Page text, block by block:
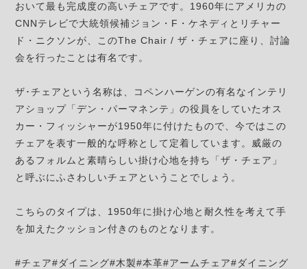
おいて最も完成度の高いチェアです。1960年にアメリカの
CNNテレビで大統領候補ジョン・F・ケネディとリチャー
ド・ニクソンが、このThe Chair / ザ・チェアに座り、討論
会を行ったことは有名です。
ザ･チェアという名称は、コペンハーゲンの有名なインテリ
アショップ「デン・パーマネンテ」の役員をしていたオス
カー・フィッシャーが1950年に付けたもので、今ではこの
チェアを表す一般的な呼称として定着しています。威厳の
あるフォルムと素晴らしい掛け心地を持ち「ザ・チェア」
と呼ぶにふさわしいチェアということでしょう。
こちらのタイプは、1950年に掛け心地と耐久性を考えて手
を加えたクッション付きのものとなります。
#チェア#ダイニング#木製#本革#アームチェア#ダイニング